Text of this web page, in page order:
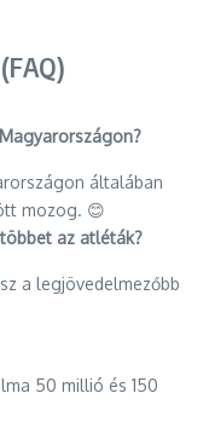
általában
mozog. 😊
az atléták?
a legjövedelmezőbb
50 millió és 150